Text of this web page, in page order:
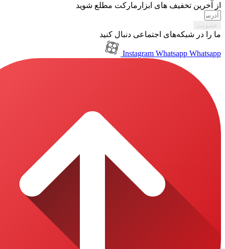
های ابزارمارکت مطلع شوید
اجتماعی دنبال کنید
Instagram Whatsapp